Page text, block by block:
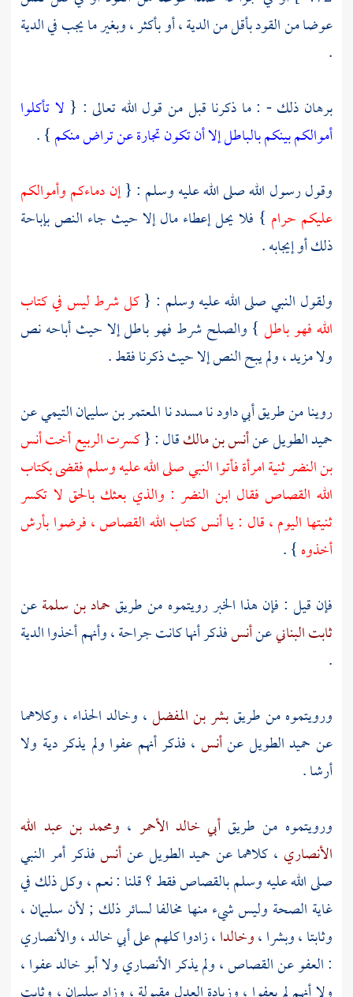
عوضا من القود بأقل من الدية ، أو بأكثر ، وبغير ما يجب في الدية
.
برهان ذلك - : ما ذكرنا قبل من قول الله تعالى : { لا تأكلوا
أموالكم بينكم بالباطل إلا أن تكون تجارة عن تراض منكم} .
وقول رسول الله صلى الله عليه وسلم : {إن دماءكم وأموالكم
عليكم حرام } فلا يحل إعطاء مال إلا حيث جاء النص بإباحة
ذلك أو إيجابه .
ولقول النبي صلى الله عليه وسلم : {كل شرط ليس في كتاب
الله فهو باطل } والصلح شرط فهو باطل إلا حيث أباحه نص
ولا مزيد ، ولم يبح النص إلا حيث ذكرنا فقط .
روينا من طريقأبي داودنامسددناالمعتمر بن سليمان التيميعن
حميد الطويلعنأنس بن مالكقال : {كسرتالربيع أخت أنس
بن النضرثنية امرأة فأتوا النبي صلى الله عليه وسلم فقضى بكتاب
الله القصاص فقال ابن النضر : والذي بعثك بالحق لا تكسر
ثنيتها اليوم ، قال : ياأنسكتاب الله القصاص ، فرضوا بأرش
أخذوه} .
فإن قيل : فإن هذا الخبر رويتموه من طريقحماد بن سلمةعن
ثابت البنانيعنأنسفذكر أنها كانت جراحة ، وأنهم أخذوا الدية
.
ورويتموه من طريقبشر بن المفضل، وخالد الحذاء ، وكلاهما
عن حميد الطويلعنأنس ، فذكر أنهم عفوا ولم يذكر دية ولا
أرشا .
ورويتموه من طريق أبي خالد الأحمر ، ومحمد بن عبد الله
الأنصاري ، كلاهما عن حميد الطويلعنأنسفذكر أمر النبي
صلى الله عليه وسلم بالقصاص فقط ؟ قلنا : نعم ، وكل ذلك في
غاية الصحة وليس شيء منها مخالفا لسائر ذلك ; لأن سليمان ،
وثابتا،وبشرا،وخالدا، زادوا كلهم علىأبي خالد،والأنصاري
: العفو عن القصاص ، ولم يذكرالأنصاريولاأبو خالدعفوا ،